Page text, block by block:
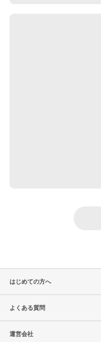
はじめての方へ
よくある質問
運営会社